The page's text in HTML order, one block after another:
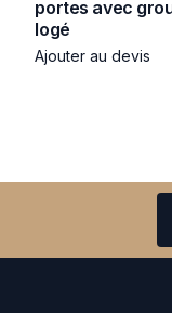
portes avec
logé
Ajouter au devis